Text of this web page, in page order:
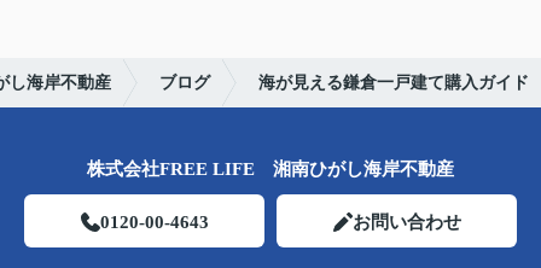
し海岸不動産 ブログ 海が見える鎌倉一戸建て購入ガイド
株式会社FREE LIFE 湘南ひがし海岸不動産
0120-00-4643 お問い合わせ